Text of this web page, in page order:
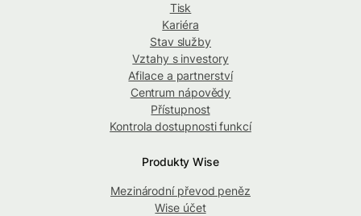
Tisk
Kariéra
Stav služby
Vztahy s investory
Afilace a partnerství
Centrum nápovědy
Přístupnost
Kontrola dostupnosti funkcí
Produkty Wise
Mezinárodní převod peněz
Wise účet